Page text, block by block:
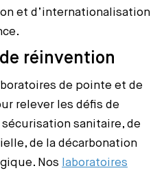
et d’internationalisation
réinvention
de pointe et de
relever les défis de
sécurisation sanitaire, de
de la décarbonation
Nos laboratoires